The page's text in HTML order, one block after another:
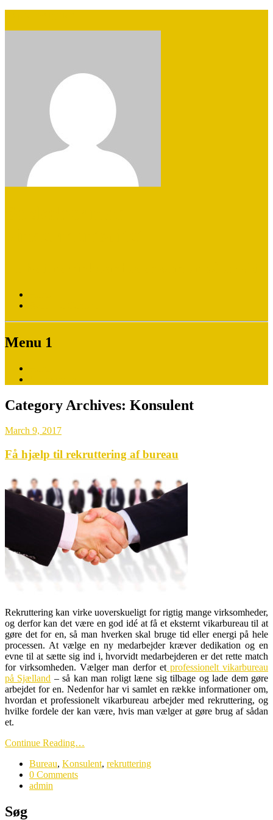
Menu 1
Category Archives: Konsulent
March 9, 2017
Få hjælp til rekruttering af bureau
Rekruttering kan virke uoverskueligt for rigtig mange virksomheder,
og derfor kan det være en god idé at få et eksternt vikarbureau til at
gøre det for en, så man hverken skal bruge tid eller energi på hele
processen. At vælge en ny medarbejder kræver dedikation og en
evne til at sætte sig ind i, hvorvidt medarbejderen er det rette match
for virksomheden.Vælger man derfor etprofessionelt vikarbureau
på Sjælland – så kan man roligt læne sig tilbage og lade dem gøre
arbejdet for en. Nedenfor har vi samlet en række informationer om,
hvordan et professionelt vikarbureau arbejder med rekruttering, og
hvilke fordele der kan være, hvis man vælger at gøre brug af sådan
et.
Continue Reading…
Bureau, Konsulent, rekruttering
0 Comments
admin
Søg